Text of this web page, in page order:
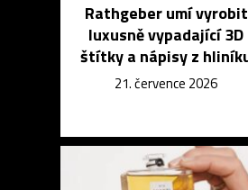
Rathgeber umí vyrobit
luxusně vypadající 3D
štítky a nápisy z
21. července 2026